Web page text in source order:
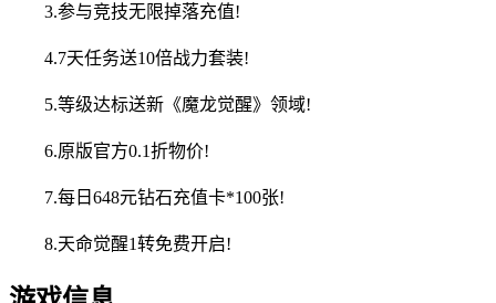
3.参与竞技无限掉落充值!
4.7天任务送10倍战力套装!
5.等级达标送新《魔龙觉醒》领域!
6.原版官方0.1折物价!
7.每日648元钻石充值卡*100张!
8.天命觉醒1转免费开启!